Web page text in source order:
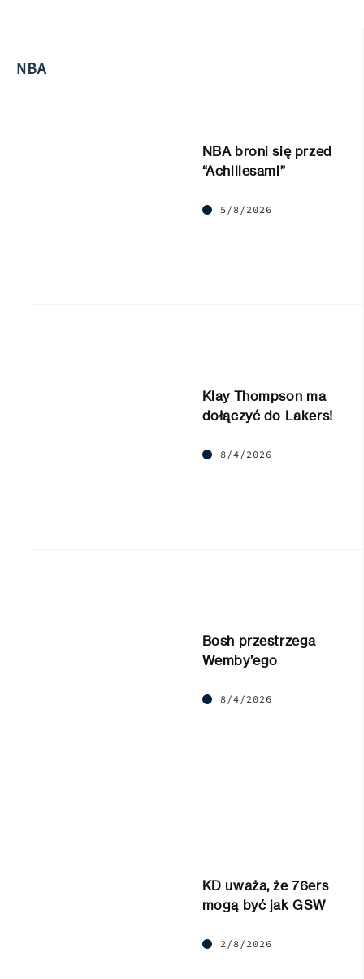
NBA
NBA broni się przed
“Achillesami”
5/8/2026
Klay Thompson ma
dołączyć do Lakers!
8/4/2026
Bosh przestrzega
Wemby’ego
8/4/2026
KD uważa, że 76ers
mogą być jak GSW
2/8/2026